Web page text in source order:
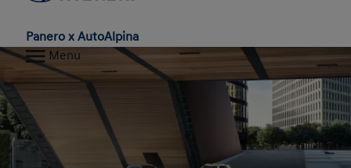
Panero x AutoAlpina
Menu